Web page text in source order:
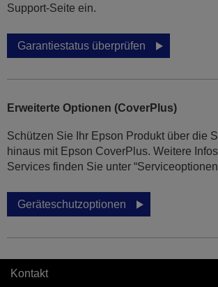
Support-Seite ein.
Garantiestatus überprüfen
Erweiterte Optionen (CoverPlus)
Schützen Sie Ihr Epson Produkt über die
hinaus mit Epson CoverPlus. Weitere
Services finden Sie unter
Geräteschutzoptionen
Kontakt